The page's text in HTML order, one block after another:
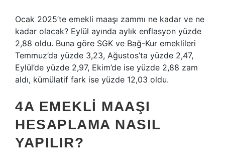
Ocak 2025’te emekli maaşı zammı ne kadar ve ne
kadar olacak? Eylül ayında aylık enflasyon yüzde
2,88 oldu. Buna göre SGK ve Bağ-Kur emeklileri
Temmuz’da yüzde 3,23, Ağustos’ta yüzde 2,47,
Eylül’de yüzde 2,97, Ekim’de ise yüzde 2,88 zam
aldı, kümülatif fark ise yüzde 12,03 oldu.
4A EMEKLI MAAŞI
HESAPLAMA NASIL
YAPILIR?